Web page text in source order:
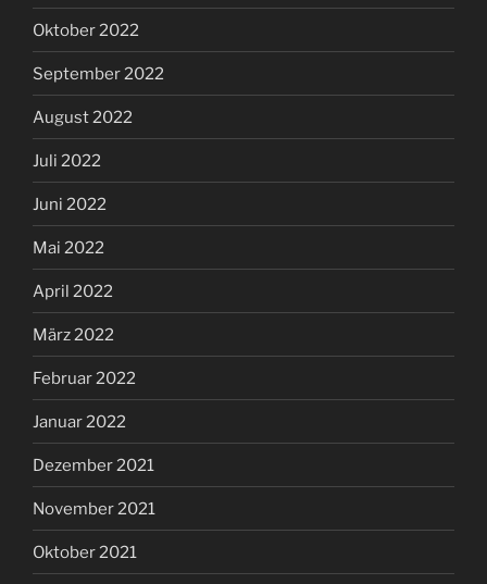
Oktober 2022
September 2022
August 2022
Juli 2022
Juni 2022
Mai 2022
April 2022
März 2022
Februar 2022
Januar 2022
Dezember 2021
November 2021
Oktober 2021